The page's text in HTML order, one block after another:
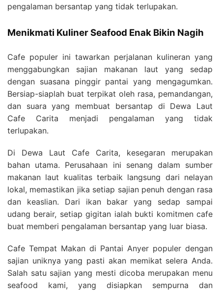
pengalaman bersantap yang tidak terlupakan.
Menikmati Kuliner Seafood Enak Bikin Nagih
Cafe populer ini tawarkan perjalanan kulineran yang
menggabungkan sajian makanan laut yang sedap
dengan suasana pinggir pantai yang mengagumkan.
Bersiap-siaplah buat terpikat oleh rasa, pemandangan,
dan suara yang membuat bersantap di Dewa Laut
Cafe Carita menjadi pengalaman yang tidak
terlupakan.
Di Dewa Laut Cafe Carita, kesegaran merupakan
bahan utama. Perusahaan ini senang dalam sumber
makanan laut kualitas terbaik langsung dari nelayan
lokal, memastikan jika setiap sajian penuh dengan rasa
dan keaslian. Dari ikan bakar yang sedap sampai
udang berair, setiap gigitan ialah bukti komitmen cafe
buat memberi pengalaman bersantap yang luar biasa.
Cafe Tempat Makan di Pantai Anyer populer dengan
sajian uniknya yang pasti akan memikat selera Anda.
Salah satu sajian yang mesti dicoba merupakan menu
seafood kami, yang disiapkan sempurna dan